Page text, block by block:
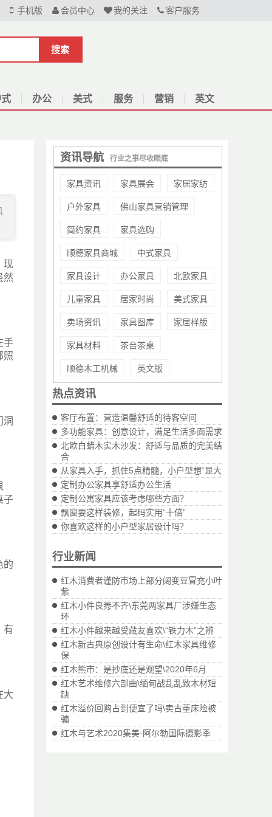
手机版 会员中心 我的关注 客户服务
搜索
办公 美式 服务 营销 英文
资讯导航 行业之事尽收眼底
家具资讯 家具展会 家居家纺
户外家具 佛山家具营销管理
简约家具 家具选购
顺德家具商城 中式家具
家具设计 办公家具 北欧家具
儿童家具 居家时尚 美式家具
卖场资讯 家具图库 家居样版
家具材料 茶台茶桌
顺德木工机械 英文版
热点资讯
客厅布置：营造温馨舒适的待客空间
多功能家具：创意设计，满足生活多面需求
北欧白蜡木实木沙发：舒适与品质的完美结
合
从家具入手，抓住5点精髓，小户型想“显大
定制办公家具享舒适办公生活
定制公寓家具应该考虑哪些方面？
飘窗要这样装修，起码实用“十倍”
你喜欢这样的小户型家居设计吗？
行业新闻
红木消费者谨防市场上部分阔变豆冒充小叶
紫
红木小件良莠不齐\东莞两家具厂涉嫌生态
环
红木小件越来越受藏友喜欢\“铁力木”之辨
红木新古典原创设计有生命\红木家具维修
保
红木熊市：是抄底还是观望\2020年6月
红木艺术维修六部曲\缅甸战乱乱致木材短
缺
红木溢价回购占到便宜了吗\卖古董床险被
骗
红木与艺术2020集美·阿尔勒国际摄影季
现
然
手
照
洞
子
的
有
大